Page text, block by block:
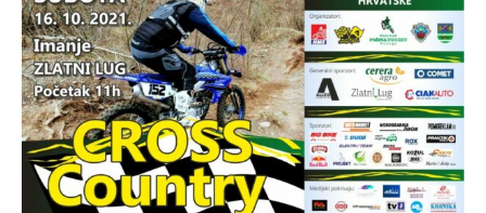
TRENUTNO OTVORENO
Otvoreno prvenstvo Hrvatske u motocrossu u
Požegi